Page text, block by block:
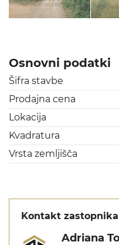
Osnovni podatki
Šifra stavbe
Prodajna cena
Lokacija
Kvadratura
Vrsta zemljišča
Kontakt zastopnika
Adriana